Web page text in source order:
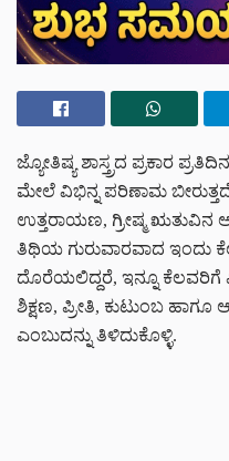
ಜ್ಯೋತಿಷ್ಯ ಶಾಸ್ತ್ರದ ಪ್ರಕಾರ
ಮೇಲೆ ವಿಭಿನ್ನ ಪರಿಣಾಮ
ಉತ್ತರಾಯಣ, ಗ್ರೀಷ್ಮ ಋತುವಿನ
ತಿಥಿಯ ಗುರುವಾರವಾದ ಇಂದು
ದೊರೆಯಲಿದ್ದರೆ, ಇನ್ನೂ
ಶಿಕ್ಷಣ, ಪ್ರೀತಿ, ಕುಟುಂಬ
ಎಂಬುದನ್ನು ತಿಳಿದುಕೊಳ್ಳಿ.